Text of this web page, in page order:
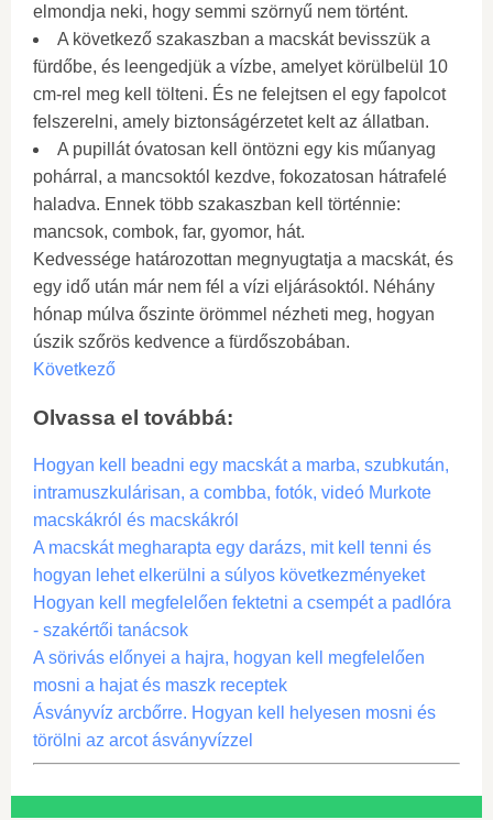
elmondja neki, hogy semmi szörnyű nem történt.
A következő szakaszban a macskát bevisszük a
fürdőbe, és leengedjük a vízbe, amelyet körülbelül 10
cm-rel meg kell tölteni. És ne felejtsen el egy fapolcot
felszerelni, amely biztonságérzetet kelt az állatban.
A pupillát óvatosan kell öntözni egy kis műanyag
pohárral, a mancsoktól kezdve, fokozatosan hátrafelé
haladva. Ennek több szakaszban kell történnie:
mancsok, combok, far, gyomor, hát.
Kedvessége határozottan megnyugtatja a macskát, és
egy idő után már nem fél a vízi eljárásoktól. Néhány
hónap múlva őszinte örömmel nézheti meg, hogyan
úszik szőrös kedvence a fürdőszobában.
Következő
Olvassa el továbbá:
Hogyan kell beadni egy macskát a marba, szubkután,
intramuszkulárisan, a combba, fotók, videó Murkote
macskákról és macskákról
A macskát megharapta egy darázs, mit kell tenni és
hogyan lehet elkerülni a súlyos következményeket
Hogyan kell megfelelően fektetni a csempét a padlóra
- szakértői tanácsok
A sörivás előnyei a hajra, hogyan kell megfelelően
mosni a hajat és maszk receptek
Ásványvíz arcbőrre. Hogyan kell helyesen mosni és
törölni az arcot ásványvízzel